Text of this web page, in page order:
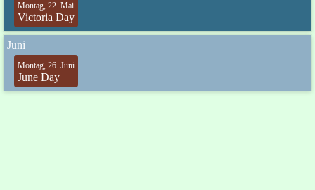
Montag, 22. Mai
Victoria Day
Juni
Montag, 26. Juni
June Day